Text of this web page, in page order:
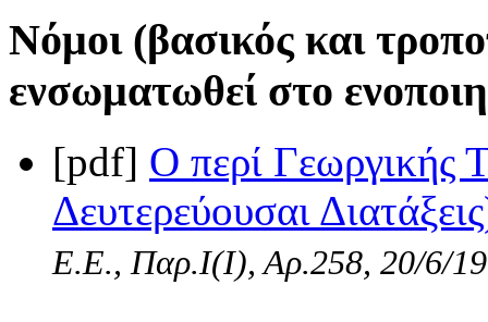
Νόμοι (βασικός και
ενσωματωθεί στο
[pdf] Ο περί Γεωργικής
Δευτερεύουσαι
Ε.Ε., Παρ.Ι(Ι), Αρ.258, 20/6/